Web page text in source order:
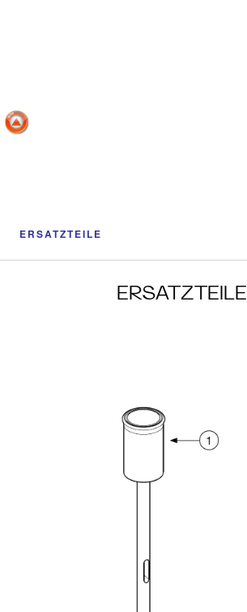
ERSATZTEILE
ERSATZTEILE